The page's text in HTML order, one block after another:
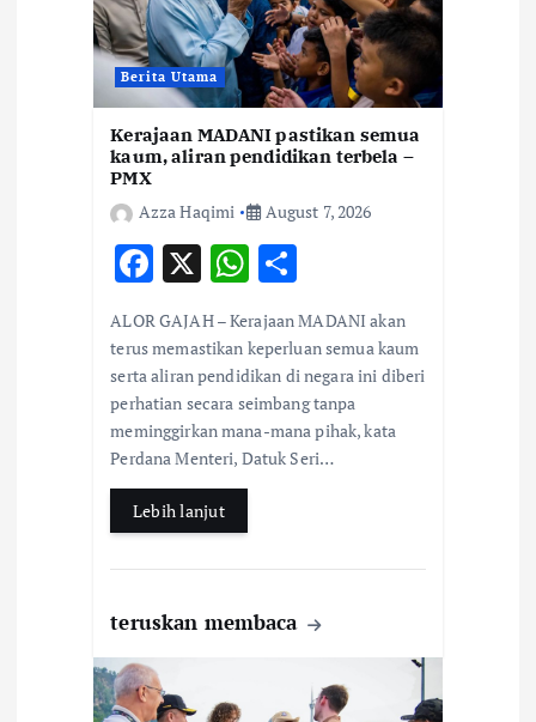
Berita Utama
Kerajaan MADANI pastikan semua
kaum, aliran pendidikan terbela –
PMX
Azza Haqimi
August 7, 2026
F
ac
e
b
o
o
k
X W
h
at
s
A
p
h
ar
e
ALOR GAJAH – Kerajaan MADANI akan
terus memastikan keperluan semua kaum
serta aliran pendidikan di negara ini diberi
perhatian secara seimbang tanpa
meminggirkan mana-mana pihak, kata
Perdana Menteri, Datuk Seri…
Lebih lanjut
teruskan membaca